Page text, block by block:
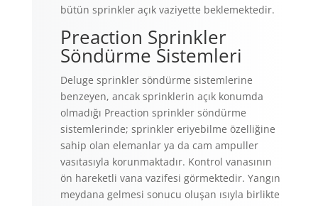
bütün sprinkler açık vaziyette beklemektedir.
Preaction Sprinkler
Söndürme Sistemleri
Deluge sprinkler söndürme sistemlerine
benzeyen, ancak sprinklerin açık konumda
olmadığı Preaction sprinkler söndürme
sistemlerinde; sprinkler eriyebilme özelliğine
sahip olan elemanlar ya da cam ampuller
vasıtasıyla korunmaktadır. Kontrol vanasının
ön hareketli vana vazifesi görmektedir. Yangın
meydana gelmesi sonucu oluşan ısıyla birlikte